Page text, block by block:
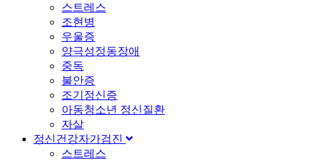
스트레스
조현병
우울증
양극성정동장애
중독
불안증
조기정신증
아동청소년 정신질환
자살
정신건강자가검진
스트레스